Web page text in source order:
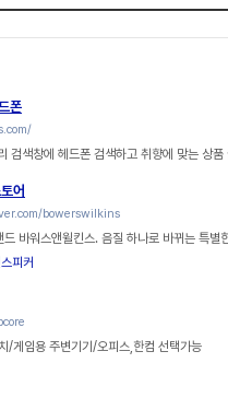
폰
검색창에 헤드폰 검색하고 취향에 맞는 상품
어
bowerswilkins
바워스앤윌킨스. 음질 하나로 바뀌는 특별
피커
게임용 주변기기/오피스,한컴 선택가능